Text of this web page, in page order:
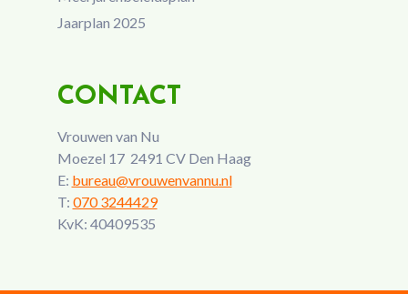
Jaarplan 2025
CONTACT
Vrouwen van Nu
Moezel 17 2491 CV Den Haag
E: bureau@vrouwenvannu.nl
T: 070 3244429
KvK: 40409535